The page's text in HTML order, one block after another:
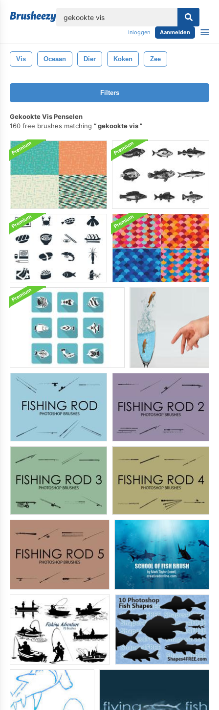
Inloggen Aanmelden
Vis Oceaan Dier Koken Zee
Filters
Gekookte Vis Penselen
160 free brushes matching
gekookte vis